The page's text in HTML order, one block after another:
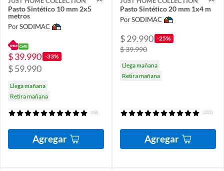
Pasto Sintético 10 mm 2x5
metros
Por SODIMAC
$ 39.990 -33%
$ 59.990
Llega mañana
Retira mañana
(68)
Agregar
Pasto Sintético 20 mm 1x4 m
Por SODIMAC
$ 29.990 -25%
$ 39.990
Llega mañana
Retira mañana
(202)
Agregar